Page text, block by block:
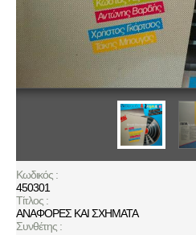
Κωδικός :
450301
Τίτλος :
ΑΝΑΦΟΡΕΣ ΚΑΙ ΣΧΗΜΑΤΑ
Συνθέτης :